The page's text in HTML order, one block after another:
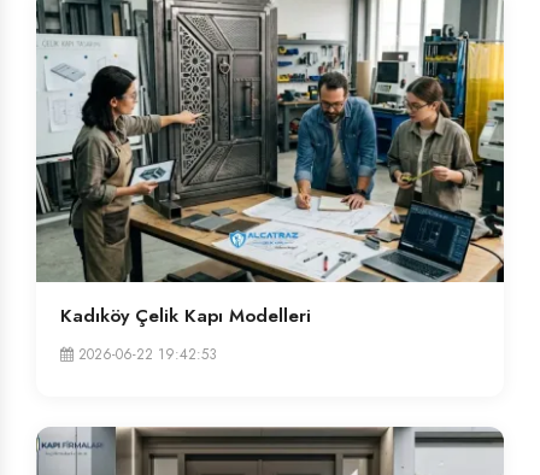
Kadıköy Çelik Kapı Modelleri
2026-06-22 19:42:53